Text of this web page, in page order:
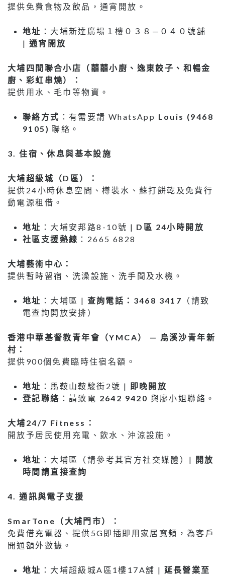
提供免費食物及飲品，通宵開放。
地址 ：大埔新達廣場１樓０３８—０４０號舖
| 通宵開放
大埔四間聯合小店（囍囍小廚、逸東餃子、和暢金
廚、彩虹串燒）：
提供用水、毛巾等物資。
聯絡方式 ：有需要請 WhatsApp Louis (9468
9105) 聯絡。
3.住宿、休息與基本設施
大埔超級城（D 區）：
提供24小時休息空間、樽裝水、蘇打餅乾及免費行
動電源租借。
地址 ：大埔安邦路8-10號 | D 區 24小時開放
社區支援熱線 ：2665 6828
大埔藝術中心：
提供暫時留宿、洗澡設施、洗手間及水機。
地址 ：大埔區 | 查詢電話： 3468 3417
（請致
電查詢開放安排）
香港中華基督教青年會（YMCA） — 烏溪沙青年新
村：
提供900個免費臨時住宿名額。
地址 ：馬鞍山鞍駿街2號 |
即晚開放
登記聯絡 ：請致電 2642 9420 與廖小姐聯絡。
大埔 24/7 Fitness ：
開放予居民使用充電、飲水、沖涼設施。
地址 ：大埔區（請參考其官方社交媒體）|
開放
時間請直接查詢
4.通訊與電子支援
SmarTone
（大埔門市）：
免費借充電器、提供5G即插即用家居寬頻，為客戶
開通額外數據。
地址 ：大埔超級城A區1樓17A舖 | 延長營業至